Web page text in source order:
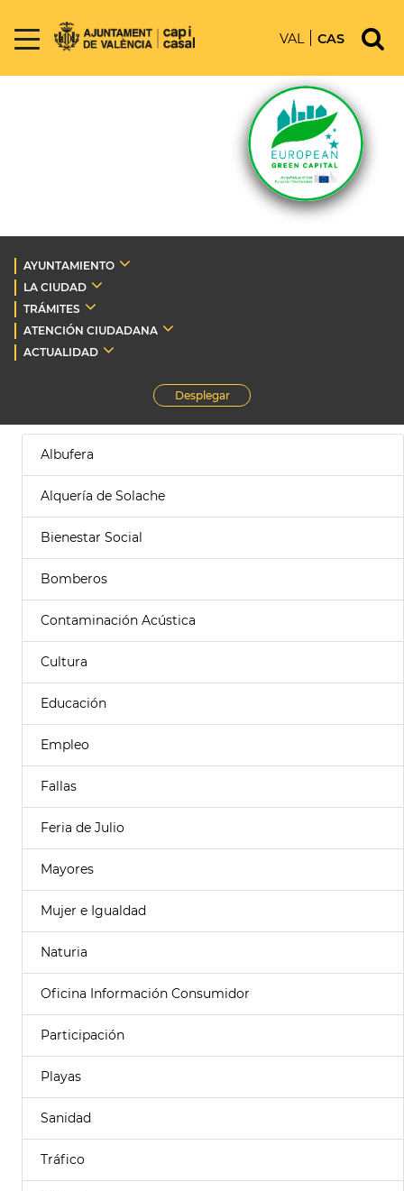
VAL CAS
AYUNTAMIENTO
LA CIUDAD
TRÁMITES
ATENCIÓN CIUDADANA
ACTUALIDAD
Desplegar
Albufera
Alquería de Solache
Bienestar Social
Bomberos
Contaminación Acústica
Cultura
Educación
Empleo
Fallas
Feria de Julio
Mayores
Mujer e Igualdad
Naturia
Oficina Información Consumidor
Participación
Playas
Sanidad
Tráfico